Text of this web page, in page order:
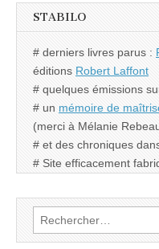
STABILO
# derniers livres parus :
éditions Robert Laffont
# quelques émissions
# un mémoire de
(merci à Mélanie
# et des chroniques
# Site efficacement
Rechercher :